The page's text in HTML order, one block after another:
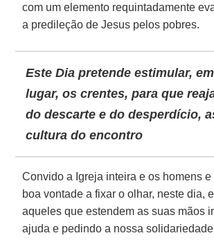
com um elemento requintadamente
a predileção de Jesus pelos pobres.
Este Dia pretende estimular,
lugar, os crentes, para que
do descarte e do desperdício,
cultura do encontro
Convido a Igreja inteira e os homens
boa vontade a fixar o olhar, neste dia,
aqueles que estendem as suas mãos
ajuda e pedindo a nossa